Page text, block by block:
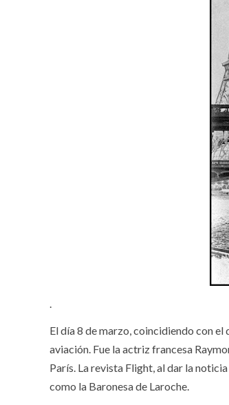
.
El día 8 de marzo, coincidiendo con
aviación. Fue la actriz francesa
París. La revista Flight, al dar la
como la Baronesa de Laroche.